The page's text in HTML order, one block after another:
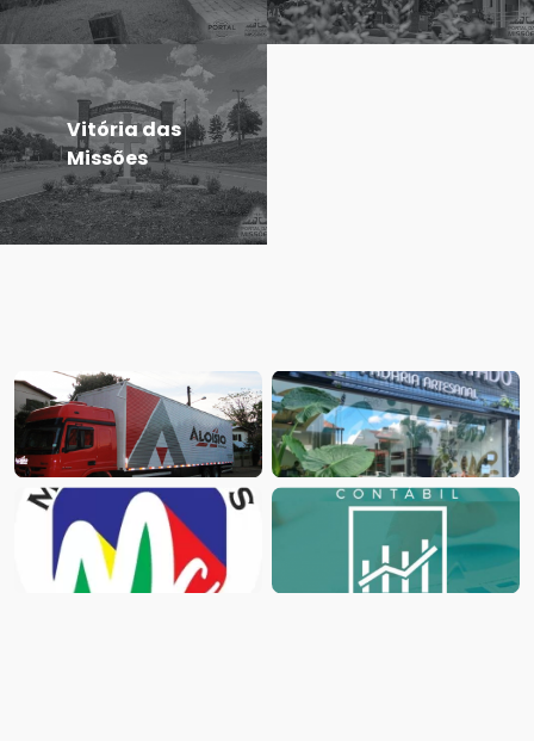
Vitória das
Missões